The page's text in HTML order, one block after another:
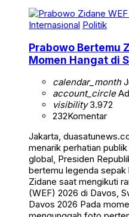
Internasional Politik
Prabowo Bertemu
Momen Hangat di
calendar_month
account_circle
visibility3.972
232Komentar
Jakarta,
menarik perhatian
global, Presiden
bertemu legenda sepak
Zidane saat mengikuti
(WEF) 2026 di Davos,
Davos 2026 Pada